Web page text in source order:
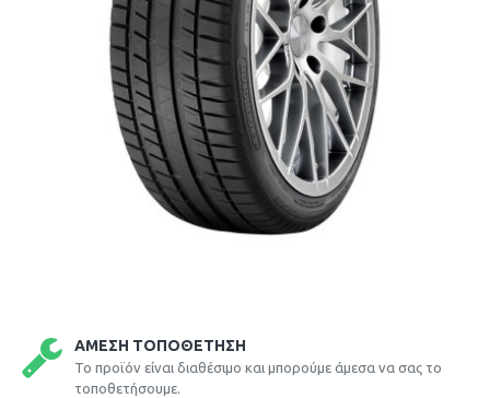
ΆΜΕΣΗ ΤΟΠΟΘΈΤΗΣΗ
Το προϊόν είναι διαθέσιμο και μπορούμε άμεσα να σας το
τοποθετήσουμε.